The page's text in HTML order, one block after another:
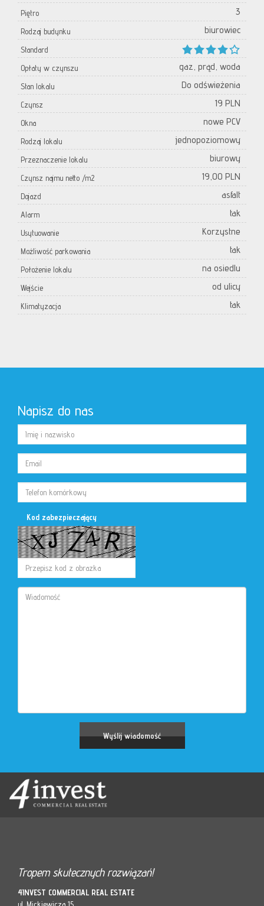
Piętro 3
Rodzaj budynku biurowiec
Standard
Opłaty w czynszu
gaz, prąd, woda
Stan lokalu Do odświeżenia
Czynsz 19 PLN
Okna nowe PCV
Rodzaj lokalu jednopoziomowy
Przeznaczenie lokalu biurowy
Czynsz najmu netto /m2 19,00 PLN
Dojazd asfalt
Alarm tak
Usytuowanie Korzystne
Możliwość parkowania tak
Położenie lokalu na osiedlu
Wejście od ulicy
Klimatyzacja tak
Napisz do nas
Kod zabezpieczający
Tropem skutecznych rozwiązań!
4INVEST COMMERCIAL REAL ESTATE